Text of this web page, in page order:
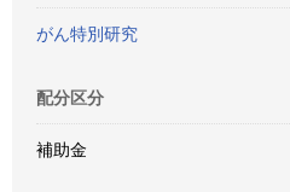
がん特別研究
配分区分
補助金